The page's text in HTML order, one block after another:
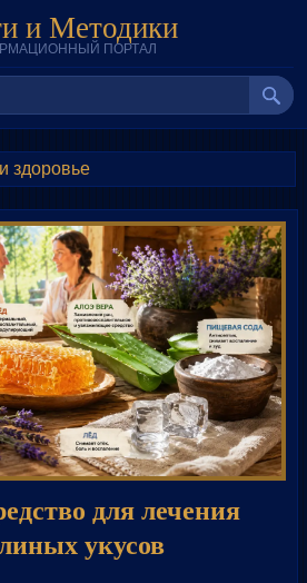
и Методики
ПОРТАЛ
здоровье
для лечения
укусов